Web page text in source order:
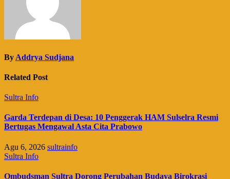
By Addrya Sudjana
Related Post
Sultra Info
Garda Terdepan di Desa: 10 Penggerak HAM Sulselra Resmi
Bertugas Mengawal Asta Cita Prabowo
Agu 6, 2026 sultrainfo
Sultra Info
Ombudsman Sultra Dorong Perubahan Budaya Birokrasi